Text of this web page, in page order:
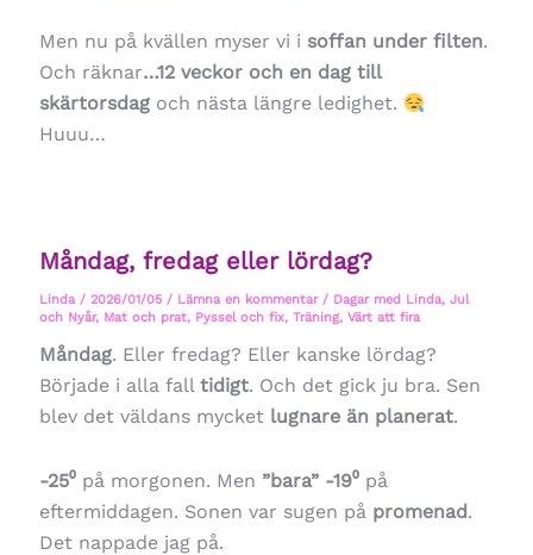
Men nu på kvällen myser vi i soffan under filten.
Och räknar…12 veckor och en dag till
skärtorsdagoch nästa längre ledighet.
Huuu…
Måndag, fredag eller lördag?
Linda / 2026/01/05 / Lämna en kommentar / Dagar med Linda, Jul
och Nyår, Mat och prat, Pyssel och fix, Träning, Värt att fira
Måndag. Eller fredag? Eller kanske lördag?
Började i alla fall tidigt. Och det gick ju bra. Sen
blev det väldans mycket lugnare än planerat.
-25⁰på morgonen. Men ”bara” -19⁰på
eftermiddagen. Sonen var sugen på promenad.
Det nappade jag på.